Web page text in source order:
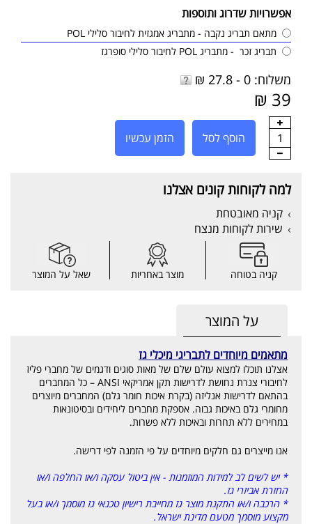
אפשרויות שדרוג ותוספות
מתאם תבריג נקבה - מתבריג אמגזית לחיבור סלילי POL
תבריג זכר - מתבריג POL לחיבור סלילי סופרגז
משלוח: 0 - 27.8 ₪
39 ₪
1 הוסף לסל הזמן עכשיו
למה לקוחות קונים אצלנו
קניה מאובטחת
שירות לקוחות מנצח
קניה בטוחה מוצר באחריות שאל על המוצר
על המוצר
מתאמים מיוחדים לתבריגי מיכלי גז
אצלנו תוכלו למצוא עולם שלם של מאות סוגים ודגמים של מחברי פליז
לחיבורי צנרת נחושת לדרישות תקן אמריקאי ANSI – כל המחברים
בהתאם לדרישות אנליזה (בקרת איכות חומר גלם) המחברים מיוצרים
מחומרי גלם באיכות גבוה. אספקת מחברים ליחידים ובסיטונאות
במחירים ללא תחרות ובאיכות ללא פשרות.
אנו מייצרים גם חלקים מיוחדים על פי הזמנה לפי דרישה.
* יש לשים לב למידות המוזמנות - אין ביטול עסקה ו/או החלפה ו/או
החזרת אביזרי גז.
* הרכבה ו/או התקנת מוצר גז מחייבת רישיון טכנאי גז מוסמך ו/או בעל
מקצוע מוסמך מטעם מדינת ישראל.